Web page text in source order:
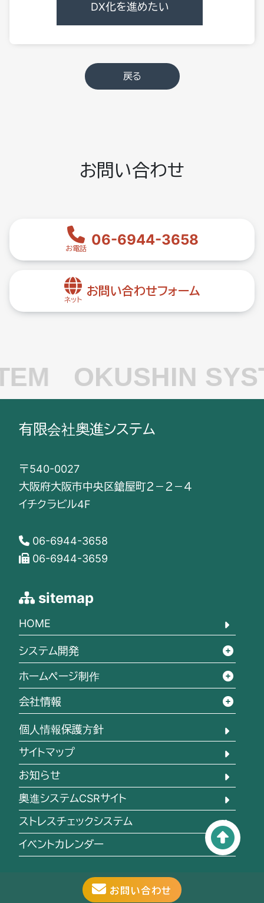
お問い合わせ
DX化を進めたい
戻る
お問い合わせ
お電話
06-6944-3658
ネット
お問い合わせフォーム
OKUSHIN
有限会社奥進システム
〒540-0027
大阪府大阪市中央区鎗屋町２－２－４
イチクラビル4F
06-6944-3658
06-6944-3659
sitemap
HOME
システム開発
ホームページ制作
会社情報
個人情報保護方針
サイトマップ
お知らせ
奥進システムCSRサイト
ストレスチェックシステム
イベントカレンダー
(C)Okushin-System2026